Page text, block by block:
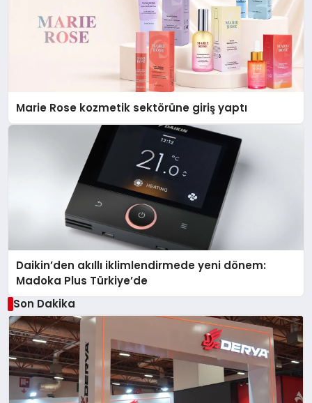
Marie Rose kozmetik sektörüne giriş yaptı
Daikin’den akıllı iklimlendirmede yeni dönem:
Madoka Plus Türkiye’de
Son Dakika